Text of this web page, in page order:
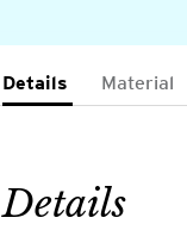
Details Material
Details